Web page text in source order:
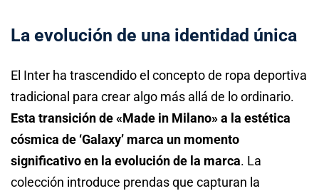
La evolución de una identidad única
El Inter ha trascendido el concepto de ropa deportiva
tradicional para crear algo más allá de lo ordinario.
Esta transición de «Made in Milano» a la estética
cósmica de ‘Galaxy’ marca un momento
significativo en la evolución de la marca. La
colección introduce prendas que capturan la